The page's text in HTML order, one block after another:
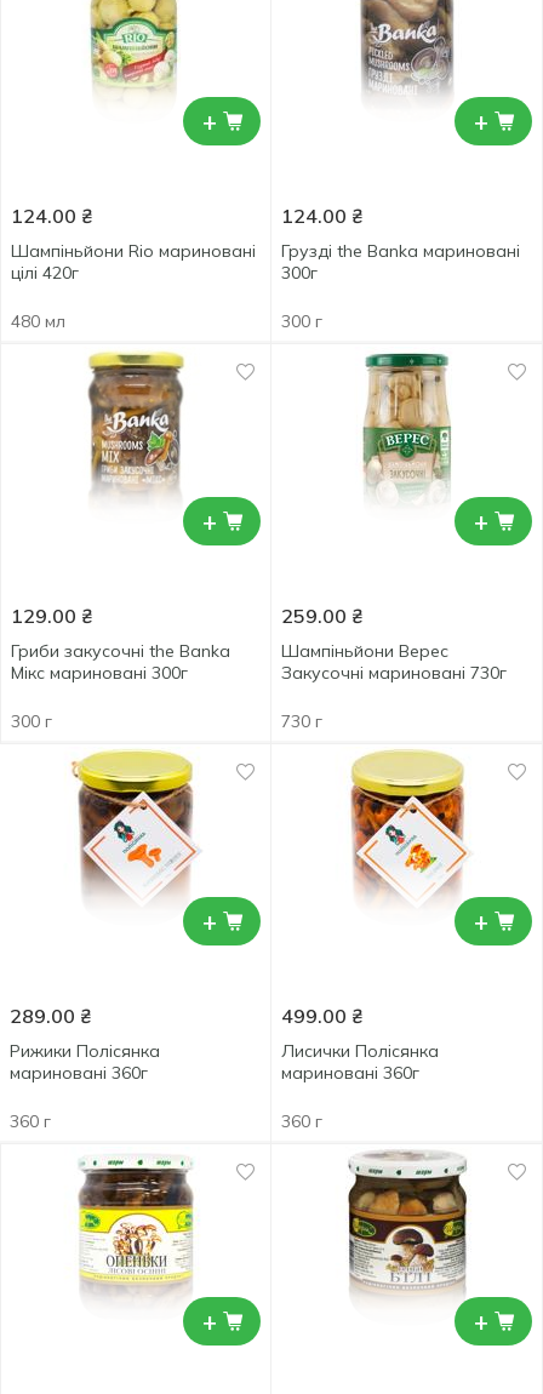
+
124.00 ₴
Шампіньйони Rio мариновані
цілі 420г
480 мл
+
124.00 ₴
Грузді the Banka мариновані
300г
300 г
+
129.00 ₴
Гриби закусочні the Banka
Мікс мариновані 300г
300 г
+
259.00 ₴
Шампіньйони Верес
Закусочні мариновані 730г
730 г
+
289.00 ₴
Рижики Полісянка
мариновані 360г
360 г
+
499.00 ₴
Лисички Полісянка
мариновані 360г
360 г
+ +